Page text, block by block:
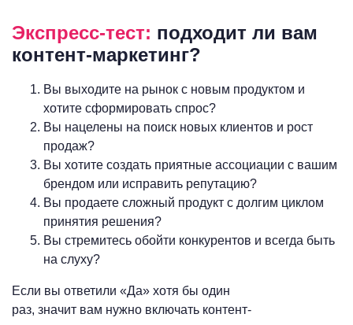
Экспресс-тест: подходит ли вам
контент-маркетинг?
Вы выходите на рынок с новым продуктом и
хотите сформировать спрос?
Вы нацелены на поиск новых клиентов и рост
продаж?
Вы хотите создать приятные ассоциации с вашим
брендом или исправить репутацию?
Вы продаете сложный продукт с долгим циклом
принятия решения?
Вы стремитесь обойти конкурентов и всегда быть
на слуху?
Если вы ответили «Да» хотя бы один
раз, значит вам нужно включать контент-